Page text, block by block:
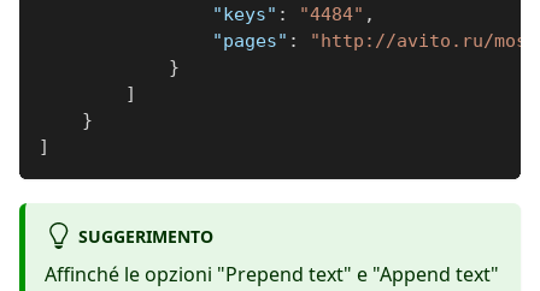
"keys" : "4484" ,
"pages" :
"http://avito.ru/
}
]
}
]
SUGGERIMENTO
Affinché le opzioni "Prepend text" e "Append text"